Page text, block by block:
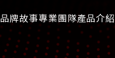
品牌故事專業團隊產品介紹